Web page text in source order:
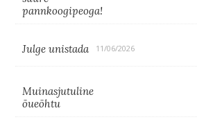
pannkoogipeoga!
Julge unistada 11/06/2026
Muinasjutuline
õueõhtu